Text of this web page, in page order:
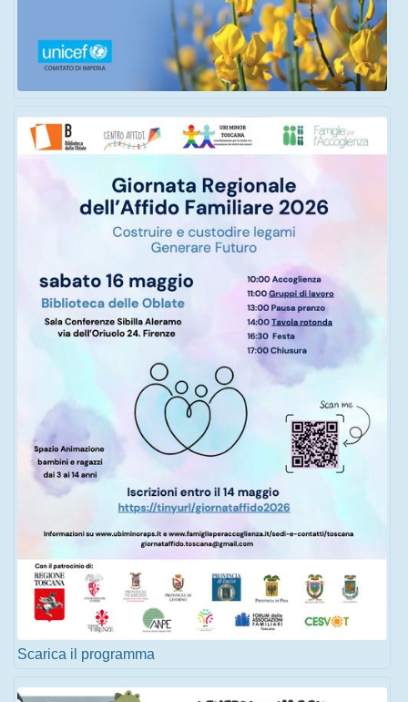
Scarica il programma